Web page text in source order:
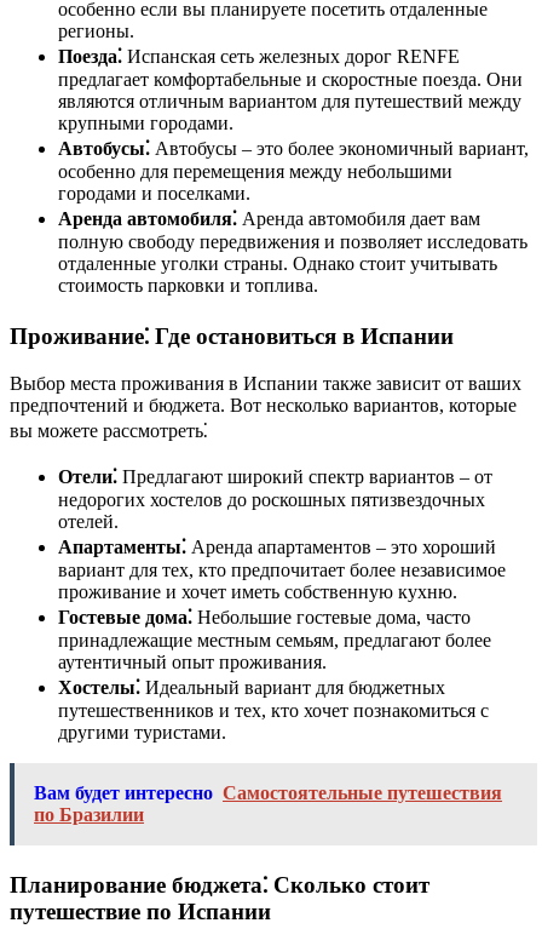
особенно если вы планируете посетить отдаленные
регионы.
Поезда⁚ Испанская сеть железных дорог RENFE
предлагает комфортабельные и скоростные поезда. Они
являются отличным вариантом для путешествий между
крупными городами.
Автобусы⁚ Автобусы – это более экономичный вариант,
особенно для перемещения между небольшими
городами и поселками.
Аренда автомобиля⁚ Аренда автомобиля дает вам
полную свободу передвижения и позволяет исследовать
отдаленные уголки страны. Однако стоит учитывать
стоимость парковки и топлива.
Проживание⁚ Где остановиться в Испании
Выбор места проживания в Испании также зависит от ваших
предпочтений и бюджета. Вот несколько вариантов, которые
вы можете рассмотреть⁚
Отели⁚ Предлагают широкий спектр вариантов – от
недорогих хостелов до роскошных пятизвездочных
отелей.
Апартаменты⁚ Аренда апартаментов – это хороший
вариант для тех, кто предпочитает более независимое
проживание и хочет иметь собственную кухню.
Гостевые дома⁚ Небольшие гостевые дома, часто
принадлежащие местным семьям, предлагают более
аутентичный опыт проживания.
Хостелы⁚ Идеальный вариант для бюджетных
путешественников и тех, кто хочет познакомиться с
другими туристами.
Вам будет интересно Самостоятельные путешествия
по Бразилии
Планирование бюджета⁚ Сколько стоит
путешествие по Испании